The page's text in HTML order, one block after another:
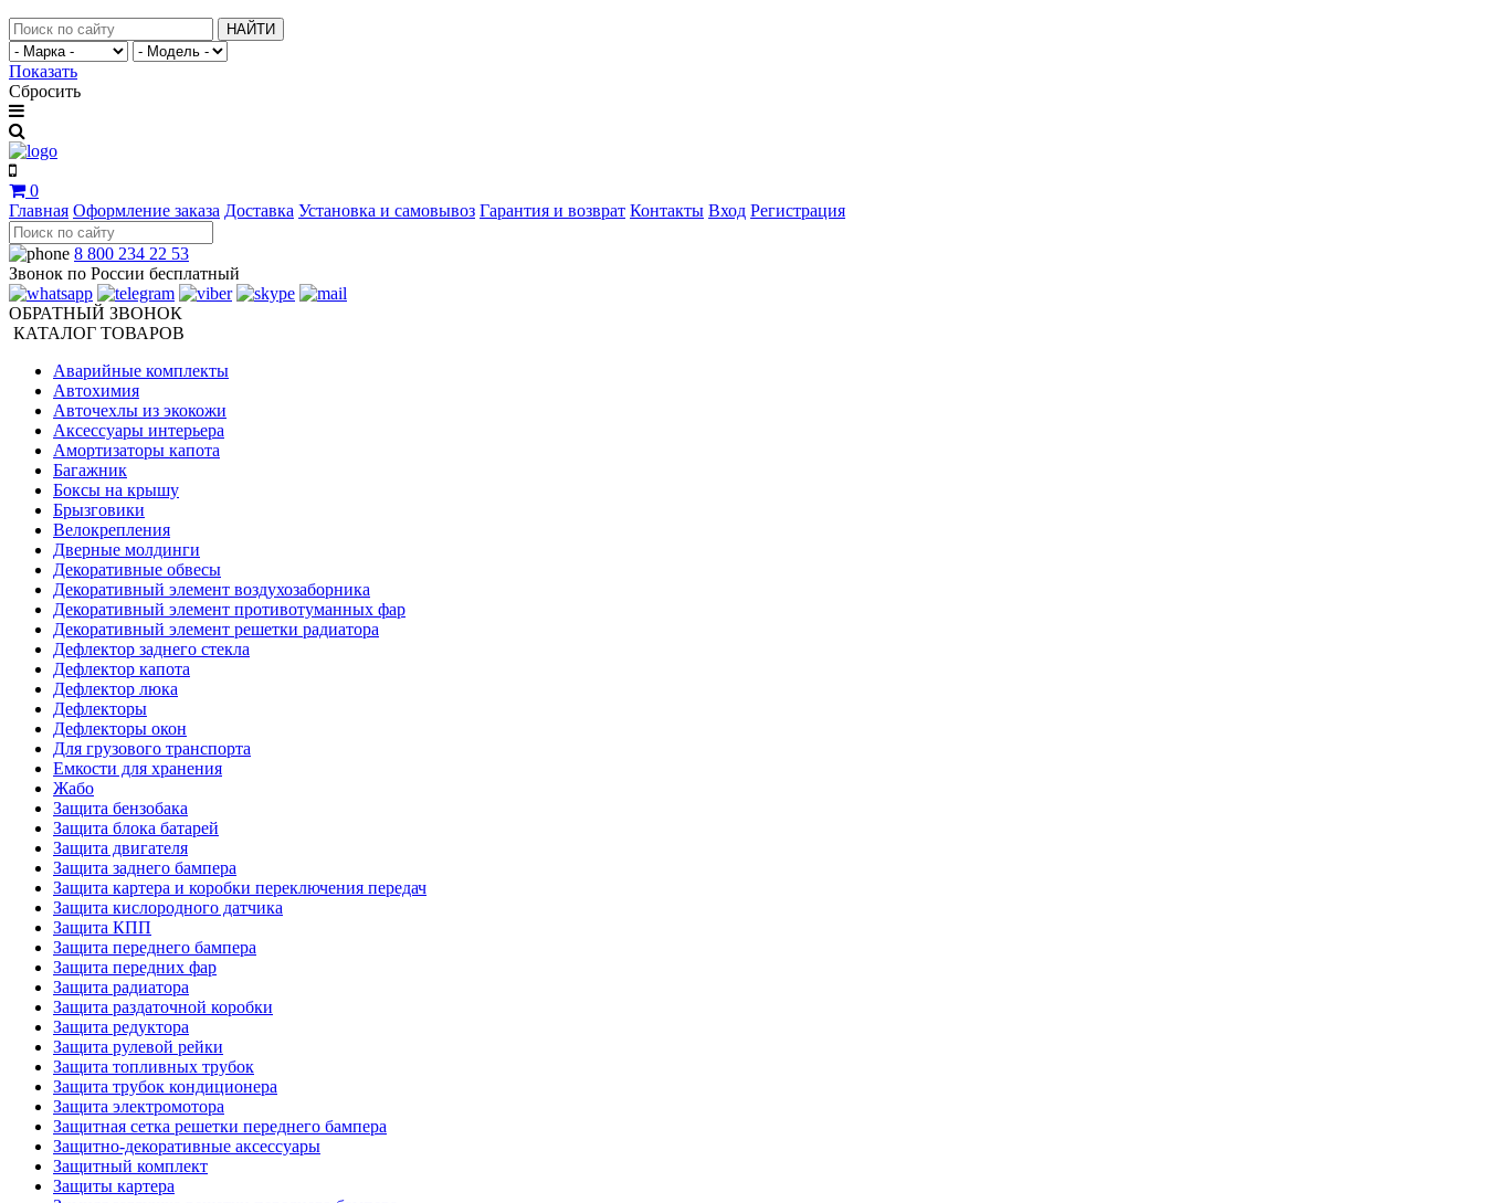
НАЙТИ
Показать
Сбросить
0
Главная Оформление заказа Доставка Установка и самовывоз Гарантия и возврат Контакты Вход Регистрация
8 800 234 22 53
Звонок по России бесплатный
ОБРАТНЫЙ ЗВОНОК
КАТАЛОГ ТОВАРОВ
Аварийные комплекты
Автохимия
Авточехлы из экокожи
Аксессуары интерьера
Амортизаторы капота
Багажник
Боксы на крышу
Брызговики
Велокрепления
Дверные молдинги
Декоративные обвесы
Декоративный элемент воздухозаборника
Декоративный элемент противотуманных фар
Декоративный элемент решетки радиатора
Дефлектор заднего стекла
Дефлектор капота
Дефлектор люка
Дефлекторы
Дефлекторы окон
Для грузового транспорта
Емкости для хранения
Жабо
Защита бензобака
Защита блока батарей
Защита двигателя
Защита заднего бампера
Защита картера и коробки переключения передач
Защита кислородного датчика
Защита КПП
Защита переднего бампера
Защита передних фар
Защита радиатора
Защита раздаточной коробки
Защита редуктора
Защита рулевой рейки
Защита топливных трубок
Защита трубок кондиционера
Защита электромотора
Защитная сетка решетки переднего бампера
Защитно-декоративные аксессуары
Защитный комплект
Защиты картера